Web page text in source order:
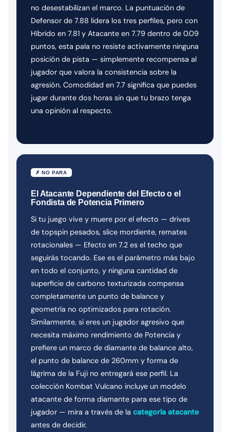
no desestabilizan el marco. La puntuación de
Defensor de 7.88 lidera los tres perfiles, pero con
Híbrido en 7.81 y Atacante en 7.79 dentro de 0.09
puntos, esta pala no resiste activamente ninguna
posición de pista — simplemente recompensa al
jugador que valora la consistencia sobre la
agresión. Comodidad en 7.7 significa que puedes
jugar durante dos horas sin que tu brazo tenga
una opinión al respecto.
✗ NO PARA
El Atacante Dependiente del Efecto o el
Fondista de Potencia Primero
Si tu juego vive y muere por el efecto — drives
de topspin pesados, slice mordiente, remates
rotacionales — Efecto en 7.2 es el techo que
seguirás tocando. Ese es el parámetro más bajo
en todo el conjunto, y ninguna cantidad de
superficie de carbono texturizada compensa
completamente un punto de balance y
geometría no optimizados para rotación.
Similarmente, si eres un jugador agresivo que
necesita máximo rendimiento de Potencia y
prefiere un marco de diamante de balance alto,
el punto de balance de 260mm y forma de
lágrima de la Fuji no entregará ese perfil. La
colección Kombat Vulcano incluye un modelo
atacante de forma diamante para ese tipo de
jugador — mira a través de la categoría atacante
antes de decidir.